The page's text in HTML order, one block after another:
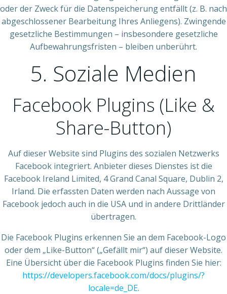
oder der Zweck für die Datenspeicherung entfällt (z. B. nach
abgeschlossener Bearbeitung Ihres Anliegens). Zwingende
gesetzliche Bestimmungen – insbesondere gesetzliche
Aufbewahrungsfristen – bleiben unberührt.
5. Soziale Medien
Facebook Plugins (Like &
Share-Button)
Auf dieser Website sind Plugins des sozialen Netzwerks
Facebook integriert. Anbieter dieses Dienstes ist die
Facebook Ireland Limited, 4 Grand Canal Square, Dublin 2,
Irland. Die erfassten Daten werden nach Aussage von
Facebook jedoch auch in die USA und in andere Drittländer
übertragen.
Die Facebook Plugins erkennen Sie an dem Facebook-Logo
oder dem „Like-Button“ („Gefällt mir“) auf dieser Website.
Eine Übersicht über die Facebook Plugins finden Sie hier:
https://developers.facebook.com/docs/plugins/?
locale=de_DE.